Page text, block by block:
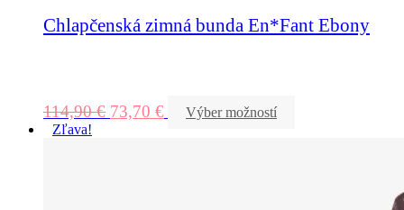
Chlapčenská zimná bunda En*Fant Ebony
114,90€ 73,70 €
Výber možností
Zľava!